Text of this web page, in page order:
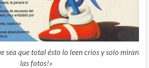
sea que total ésto lo leen críos y solo miran
las fotos!»